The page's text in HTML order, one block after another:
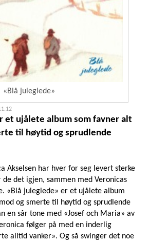
«Blå juleglede»
et ujålete album som favner alt
til høytid og sprudlende
Akselsen har hver for seg levert sterke
det igjen, sammen med Veronicas
«Blå juleglede» er et ujålete album
og smerte til høytid og sprudlende
en sår tone med «Josef och Maria» av
følger på med en inderlig
alltid vanker». Og så swinger det noe